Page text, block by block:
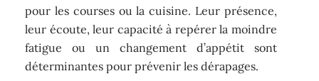
pour les courses ou la cuisine. Leur présence,
leur écoute, leur capacité à repérer la moindre
fatigue ou un changement d’appétit sont
déterminantes pour prévenir les dérapages.